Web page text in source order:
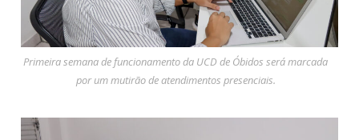
Primeira semana de funcionamento da UCD de Óbidos será marcada
por um mutirão de atendimentos presenciais.